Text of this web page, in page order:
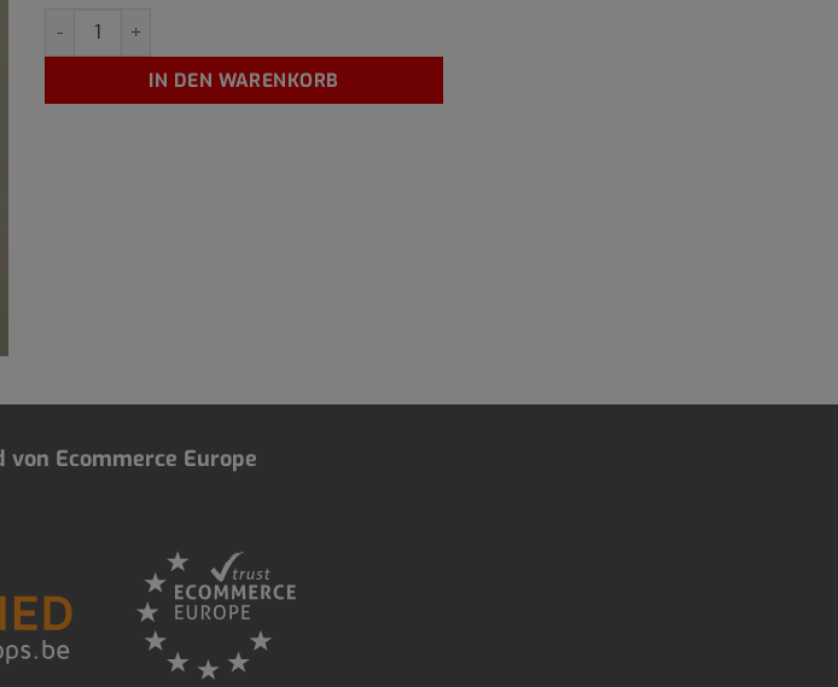
Farbwanne Menge
IN DEN WARENKORB
Ecommerce Europe